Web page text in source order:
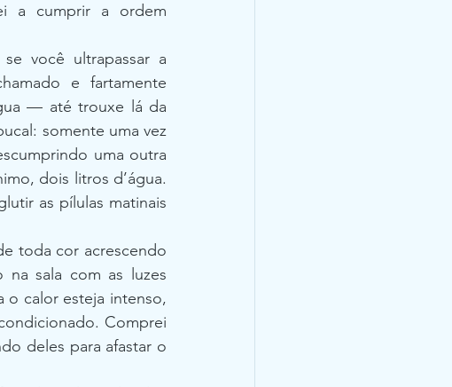
a cumprir a ordem
você ultrapassar a
e fartamente
— até trouxe lá da
somente uma vez
uma outra
dois litros d’água.
as pílulas matinais
toda cor acrescendo
na sala com as luzes
o calor esteja intenso,
Comprei
deles para afastar o